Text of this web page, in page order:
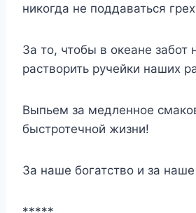
никогда не поддаваться
За то, чтобы в океане забот
растворить ручейки наших
Выпьем за медленное
быстротечной жизни!
За наше богатство и за